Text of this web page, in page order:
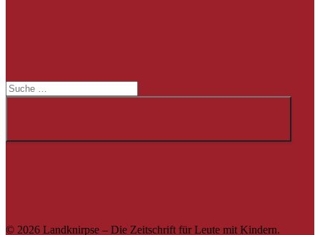
© 2026 Landknirpse – Die Zeitschrift für Leute mit Kindern.